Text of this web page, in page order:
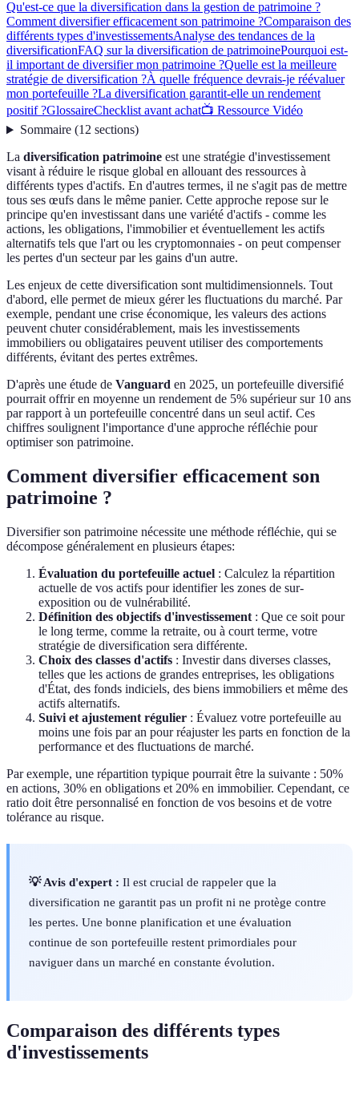
Qu'est-ce que la diversification dans la gestion de patrimoine ?
Comment diversifier efficacement son patrimoine ?Comparaison des
différents types d'investissementsAnalyse des tendances de la
diversificationFAQ sur la diversification de patrimoinePourquoi est-
il important de diversifier mon patrimoine ?Quelle est la meilleure
stratégie de diversification ?À quelle fréquence devrais-je réévaluer
mon portefeuille ?La diversification garantit-elle un rendement
positif ?GlossaireChecklist avant achat📺 Ressource Vidéo
Sommaire(12 sections)
La diversification patrimoine est une stratégie d'investissement
visant à réduire le risque global en allouant des ressources à
différents types d'actifs. En d'autres termes, il ne s'agit pas de mettre
tous ses œufs dans le même panier. Cette approche repose sur le
principe qu'en investissant dans une variété d'actifs - comme les
actions, les obligations, l'immobilier et éventuellement les actifs
alternatifs tels que l'art ou les cryptomonnaies - on peut compenser
les pertes d'un secteur par les gains d'un autre.
Les enjeux de cette diversification sont multidimensionnels. Tout
d'abord, elle permet de mieux gérer les fluctuations du marché. Par
exemple, pendant une crise économique, les valeurs des actions
peuvent chuter considérablement, mais les investissements
immobiliers ou obligataires peuvent utiliser des comportements
différents, évitant des pertes extrêmes.
D'après une étude de Vanguard en 2025, un portefeuille diversifié
pourrait offrir en moyenne un rendement de 5% supérieur sur 10 ans
par rapport à un portefeuille concentré dans un seul actif. Ces
chiffres soulignent l'importance d'une approche réfléchie pour
optimiser son patrimoine.
Comment diversifier efficacement son
patrimoine ?
Diversifier son patrimoine nécessite une méthode réfléchie, qui se
décompose généralement en plusieurs étapes:
Évaluation du portefeuille actuel : Calculez la répartition
actuelle de vos actifs pour identifier les zones de sur-
exposition ou de vulnérabilité.
Définition des objectifs d'investissement : Que ce soit pour
le long terme, comme la retraite, ou à court terme, votre
stratégie de diversification sera différente.
Choix des classes d'actifs : Investir dans diverses classes,
telles que les actions de grandes entreprises, les obligations
d'État, des fonds indiciels, des biens immobiliers et même des
actifs alternatifs.
Suivi et ajustement régulier : Évaluez votre portefeuille au
moins une fois par an pour réajuster les parts en fonction de la
performance et des fluctuations de marché.
Par exemple, une répartition typique pourrait être la suivante : 50%
en actions, 30% en obligations et 20% en immobilier. Cependant, ce
ratio doit être personnalisé en fonction de vos besoins et de votre
tolérance au risque.
💡 Avis d'expert : Il est crucial de rappeler que la
diversification ne garantit pas un profit ni ne protège contre
les pertes. Une bonne planification et une évaluation
continue de son portefeuille restent primordiales pour
naviguer dans un marché en constante évolution.
Comparaison des différents types
d'investissements